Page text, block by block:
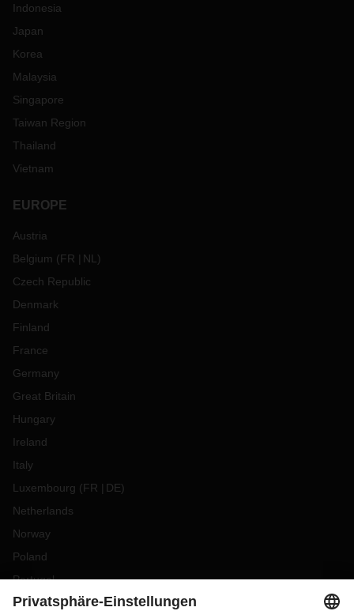
Indonesia
Japan
Korea
Malaysia
Singapore
Taiwan Region
Thailand
Vietnam
EUROPE
Austria
Belgium (FR NL )
Czech Republic
Denmark
Finland
France
Germany
Great Britain
Hungary
Ireland
Italy
Luxembourg (FR DE)
Netherlands
Norway
Poland
Portugal
Romania